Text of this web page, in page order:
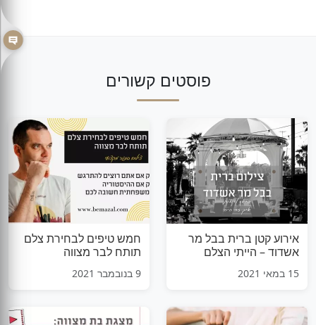
פוסטים קשורים
אירוע קטן ברית בבל מר
אשדוד – הייתי הצלם
החוויה
15 במאי 2021
חמש טיפים לבחירת צלם
תותח לבר מצווה
9 בנובמבר 2021